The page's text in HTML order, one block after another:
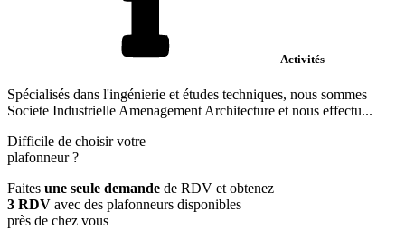
Activités
Spécialisés dans l'ingénierie et études techniques, nous sommes
Societe Industrielle Amenagement Architecture et nous effectu...
Difficile de choisir votre
plafonneur?
Faites une seule demande de RDV et obtenez
3 RDV avec des plafonneurs disponibles
près de chez vous